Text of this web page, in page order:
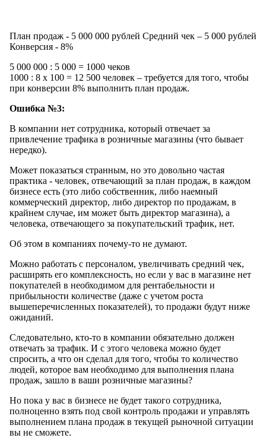
План продаж - 5 000 000 рублей Средний чек – 5 000 рублей
Конверсия - 8%
5 000 000 : 5 000 = 1000 чеков
1000 : 8 х 100 = 12 500 человек – требуется для того, чтобы
при конверсии 8% выполнить план продаж.
Ошибка №3:
В компании нет сотрудника, который отвечает за
привлечение трафика в розничные магазины (что бывает
нередко).
Может показаться странным, но это довольно частая
практика - человек, отвечающий за план продаж, в каждом
бизнесе есть (это либо собственник, либо наемный
коммерческий директор, либо директор по продажам, в
крайнем случае, им может быть директор магазина), а
человека, отвечающего за покупательский трафик, нет.
Об этом в компаниях почему-то не думают.
Можно работать с персоналом, увеличивать средний чек,
расширять его комплексность, но если у вас в магазине нет
покупателей в необходимом для рентабельности и
прибыльности количестве (даже с учетом роста
вышеперечисленных показателей), то продажи будут ниже
ожиданий.
Следовательно, кто-то в компании обязательно должен
отвечать за трафик. И с этого человека можно будет
спросить, а что он сделал для того, чтобы то количество
людей, которое вам необходимо для выполнения плана
продаж, зашло в ваши розничные магазины?
Но пока у вас в бизнесе не будет такого сотрудника,
полноценно взять под свой контроль продажи и управлять
выполнением плана продаж в текущей рыночной ситуации
вы не сможете.